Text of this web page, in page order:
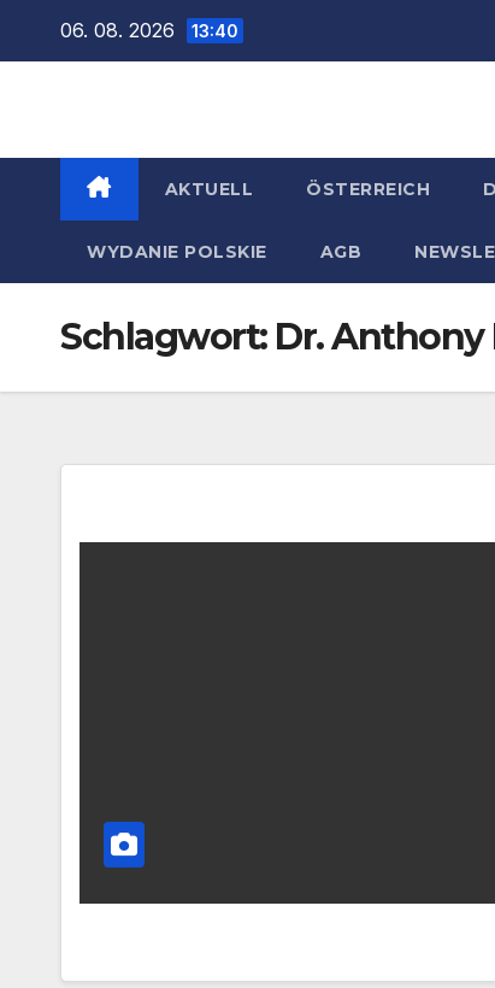
06. 08. 2026 13:40
AKTUELL ÖSTERREICH
WYDANIE POLSKIE AGB
Schlagwort: Dr. Anthony